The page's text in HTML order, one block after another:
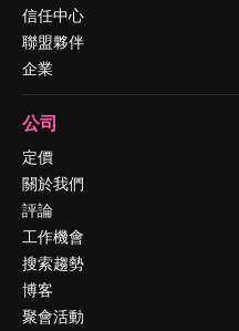
信任中心
聯盟夥伴
企業
公司
定價
關於我們
評論
工作機會
搜索趨勢
博客
聚會活動